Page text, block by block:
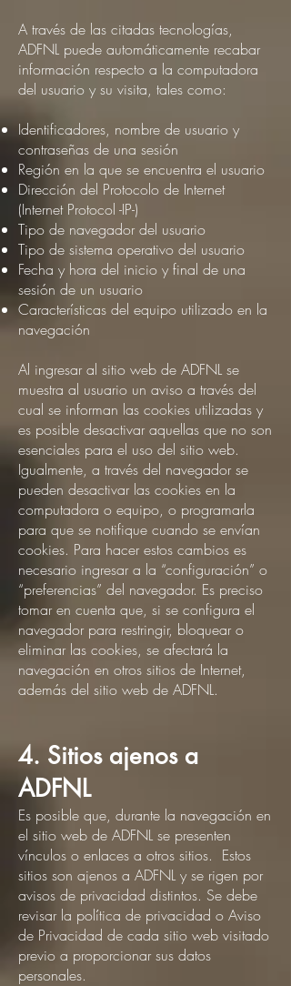
A través de las citadas tecnologías,
ADFNL puede automáticamente recabar
información respecto a la computadora
del usuario y su visita, tales como:
Identificadores, nombre de usuario y
contraseñas de una sesión
Región en la que se encuentra el usuario
Dirección del Protocolo de Internet
(Internet Protocol -IP-)
Tipo de navegador del usuario
Tipo de sistema operativo del usuario
Fecha y hora del inicio y final de una
sesión de un usuario
Características del equipo utilizado en la
navegación
Al ingresar al sitio web de ADFNL se
muestra al usuario un aviso a través del
cual se informan las cookies utilizadas y
es posible desactivar aquellas que no son
esenciales para el uso del sitio web.
Igualmente, a través del navegador se
pueden desactivar las cookies en la
computadora o equipo, o programarla
para que se notifique cuando se envían
cookies. Para hacer estos cambios es
necesario ingresar a la “configuración” o
“preferencias” del navegador. Es preciso
tomar en cuenta que, si se configura el
navegador para restringir, bloquear o
eliminar las cookies, se afectará la
navegación en otros sitios de Internet,
además del sitio web de ADFNL.
4. Sitios ajenos a
ADFNL
Es posible que, durante la navegación en
el sitio web de ADFNL se presenten
vínculos o enlaces a otros sitios. Estos
sitios son ajenos a ADFNL y se rigen por
avisos de privacidad distintos. Se debe
revisar la política de privacidad o Aviso
de Privacidad de cada sitio web visitado
previo a proporcionar sus datos
personales.